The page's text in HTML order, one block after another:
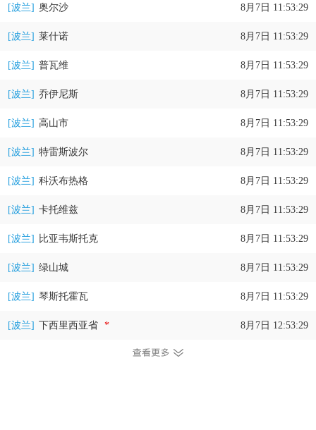
[波兰] 奥尔沙 8月7日 11:53:29
[波兰] 莱什诺 8月7日 11:53:29
[波兰] 普瓦维 8月7日 11:53:29
[波兰] 乔伊尼斯 8月7日 11:53:29
[波兰] 高山市 8月7日 11:53:29
[波兰] 特雷斯波尔 8月7日 11:53:29
[波兰] 科沃布热格 8月7日 11:53:29
[波兰] 卡托维兹 8月7日 11:53:29
[波兰] 比亚韦斯托克 8月7日 11:53:29
[波兰] 绿山城 8月7日 11:53:29
[波兰] 琴斯托霍瓦 8月7日 11:53:29
[波兰] 下西里西亚省 * 8月7日 12:53:29